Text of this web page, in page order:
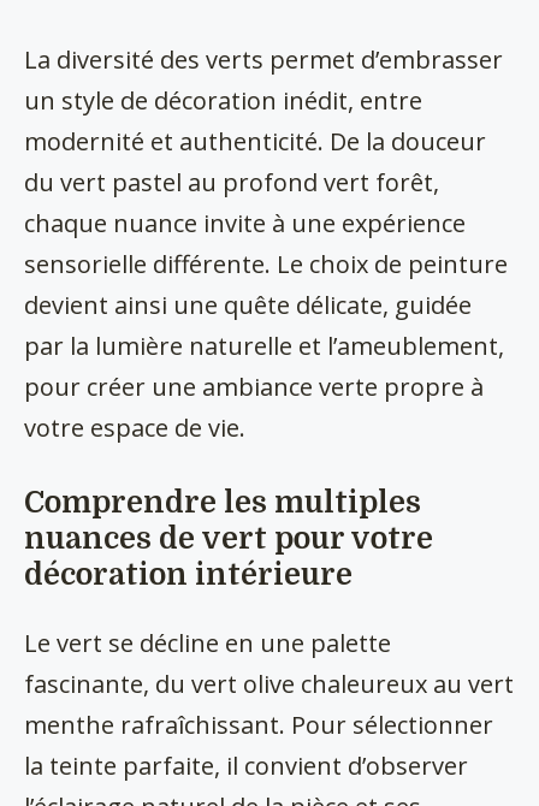
La diversité des verts permet d’embrasser
un style de décoration inédit, entre
modernité et authenticité. De la douceur
du vert pastel au profond vert forêt,
chaque nuance invite à une expérience
sensorielle différente. Le choix de peinture
devient ainsi une quête délicate, guidée
par la lumière naturelle et l’ameublement,
pour créer une ambiance verte propre à
votre espace de vie.
Comprendre les multiples
nuances de vert pour votre
décoration intérieure
Le vert se décline en une palette
fascinante, du vert olive chaleureux au vert
menthe rafraîchissant. Pour sélectionner
la teinte parfaite, il convient d’observer